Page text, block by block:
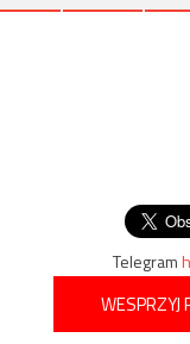
Telegram
WESPRZYJ